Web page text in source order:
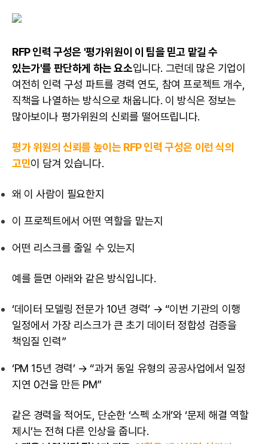
RFP 인력 구성은 '평가위원이 이 팀을 믿고 맡길 수
있는가'를 판단하게 하는 요소입니다. 그런데 많은 기업이
여전히 인력 구성 파트를 경력 연도, 참여 프로젝트 개수,
직책을 나열하는 방식으로 채웁니다. 이 방식은 정보는
많아보이나 평가위원의 신뢰를 떨어뜨립니다.
평가 위원의 신뢰를 높이는 RFP 인력 구성은 이런 식의
고민이 담겨 있습니다.
왜 이 사람이 필요한지
이 프로젝트에서 어떤 역할을 맡는지
어떤 리스크를 줄일 수 있는지
예를 들면 아래와 같은 방식입니다.
‘데이터 모델링 전문가 10년 경력’ → “이번 기관의 이행
일정에서 가장 리스크가 큰 초기 데이터 정합성 검증을
책임질 인력”
‘PM 15년 경력’ → “과거 동일 유형의 공공사업에서 일정
지연 0건을 만든 PM”
같은 경력을 적어도, 단순한 ‘스펙 소개’와 ‘문제 해결 역할
제시’는 전혀 다른 인상을 줍니다.